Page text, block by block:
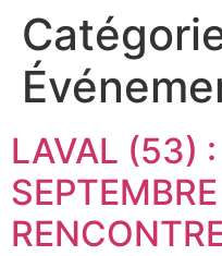
LAVAL (53)